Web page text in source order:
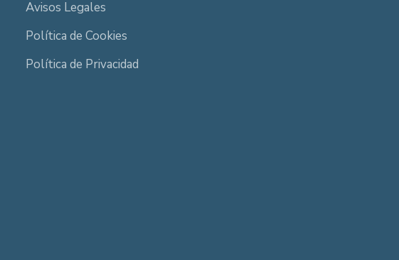
Avisos Legales
Política de Cookies
Política de Privacidad